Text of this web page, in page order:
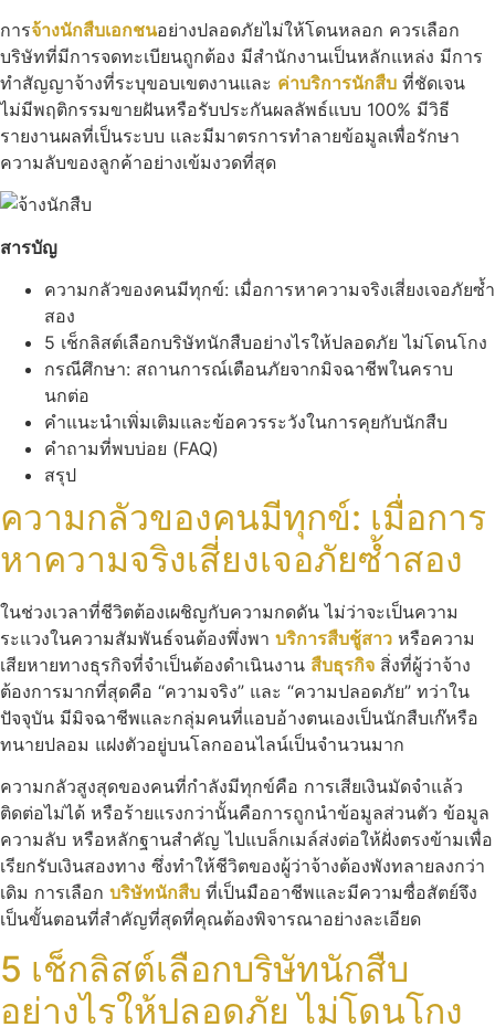
การจ้างนักสืบเอกชนอย่างปลอดภัยไม่ให้โดนหลอก ควรเลือก
บริษัทที่มีการจดทะเบียนถูกต้อง มีสำนักงานเป็นหลักแหล่ง มีการ
ทำสัญญาจ้างที่ระบุขอบเขตงานและ ค่าบริการนักสืบ ที่ชัดเจน
ไม่มีพฤติกรรมขายฝันหรือรับประกันผลลัพธ์แบบ 100% มีวิธี
รายงานผลที่เป็นระบบ และมีมาตรการทำลายข้อมูลเพื่อรักษา
ความลับของลูกค้าอย่างเข้มงวดที่สุด
สารบัญ
ความกลัวของคนมีทุกข์: เมื่อการหาความจริงเสี่ยงเจอภัยซ้ำ
สอง
5 เช็กลิสต์เลือกบริษัทนักสืบอย่างไรให้ปลอดภัย ไม่โดนโกง
กรณีศึกษา: สถานการณ์เตือนภัยจากมิจฉาชีพในคราบ
นกต่อ
คำแนะนำเพิ่มเติมและข้อควรระวังในการคุยกับนักสืบ
คำถามที่พบบ่อย (FAQ)
สรุป
ความกลัวของคนมีทุกข์: เมื่อการ
หาความจริงเสี่ยงเจอภัยซ้ำสอง
ในช่วงเวลาที่ชีวิตต้องเผชิญกับความกดดัน ไม่ว่าจะเป็นความ
ระแวงในความสัมพันธ์จนต้องพึ่งพา บริการสืบชู้สาว หรือความ
เสียหายทางธุรกิจที่จำเป็นต้องดำเนินงาน สืบธุรกิจ สิ่งที่ผู้ว่าจ้าง
ต้องการมากที่สุดคือ “ความจริง” และ “ความปลอดภัย” ทว่าใน
ปัจจุบัน มีมิจฉาชีพและกลุ่มคนที่แอบอ้างตนเองเป็นนักสืบเก๊หรือ
ทนายปลอม แฝงตัวอยู่บนโลกออนไลน์เป็นจำนวนมาก
ความกลัวสูงสุดของคนที่กำลังมีทุกข์คือ การเสียเงินมัดจำแล้ว
ติดต่อไม่ได้ หรือร้ายแรงกว่านั้นคือการถูกนำข้อมูลส่วนตัว ข้อมูล
ความลับ หรือหลักฐานสำคัญ ไปแบล็กเมล์ส่งต่อให้ฝั่งตรงข้ามเพื่อ
เรียกรับเงินสองทาง ซึ่งทำให้ชีวิตของผู้ว่าจ้างต้องพังทลายลงกว่า
เดิม การเลือก บริษัทนักสืบ ที่เป็นมืออาชีพและมีความซื่อสัตย์จึง
เป็นขั้นตอนที่สำคัญที่สุดที่คุณต้องพิจารณาอย่างละเอียด
5 เช็กลิสต์เลือกบริษัทนักสืบ
อย่างไรให้ปลอดภัย ไม่โดนโกง